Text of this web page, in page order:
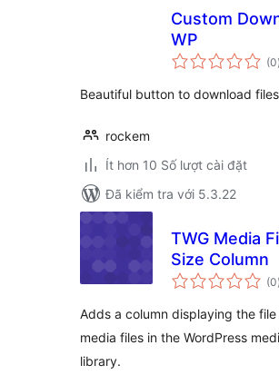
Custom
WP
(0)
Beautiful button to download
rockem
Ít hơn 10 Số lượt cài đặt
Đã kiểm tra với 5.3.22
TWG Media
Size Column
(0)
Adds a column displaying the
media files in the WordPress
library.